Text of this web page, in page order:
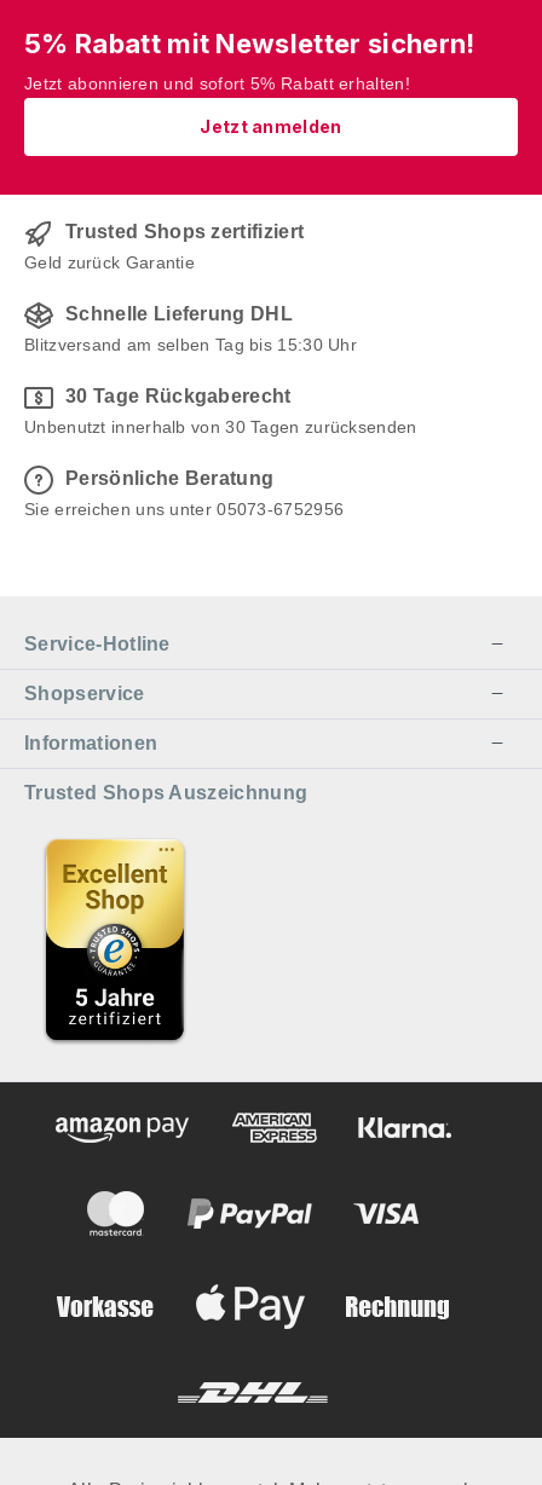
5% Rabatt mit Newsletter sichern!
Jetzt abonnieren und sofort 5% Rabatt erhalten!
Jetzt anmelden
Trusted Shops zertifiziert
Geld zurück Garantie
Schnelle Lieferung DHL
Blitzversand am selben Tag bis 15:30 Uhr
30 Tage Rückgaberecht
Unbenutzt innerhalb von 30 Tagen zurücksenden
Persönliche Beratung
Sie erreichen uns unter 05073-6752956
Service-Hotline
Shopservice
Informationen
Trusted Shops Auszeichnung